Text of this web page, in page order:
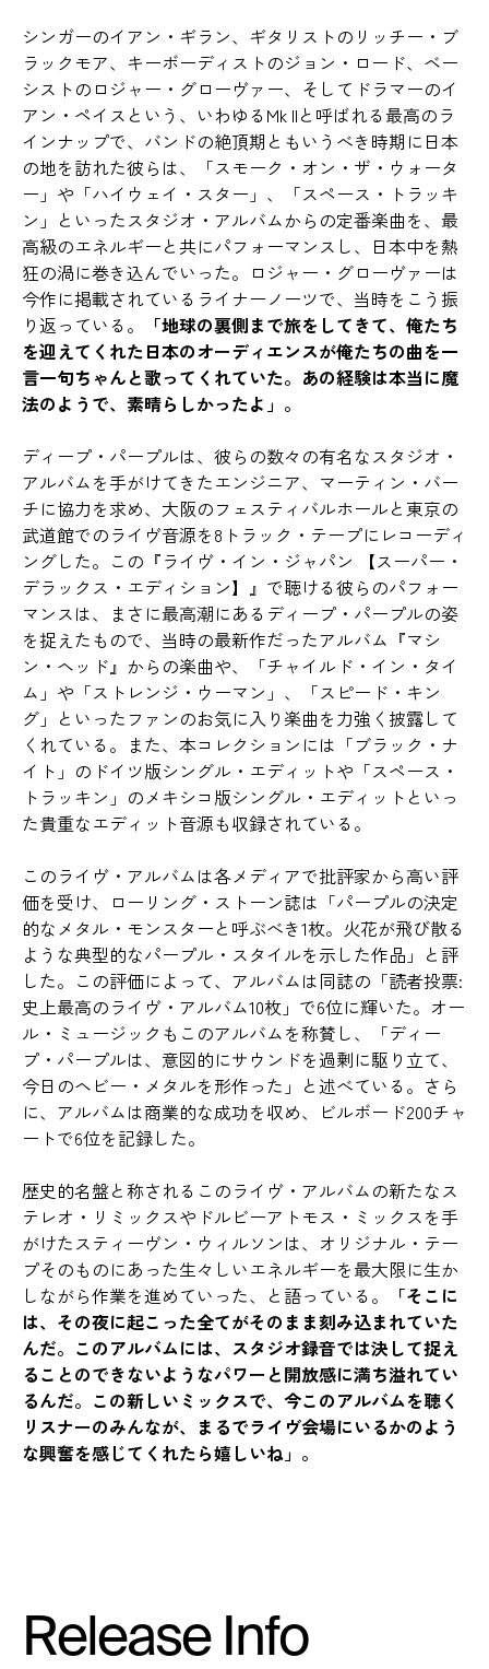
シンガーのイアン・ギラン、ギタリストのリッチー・ブ
ラックモア、キーボーディストのジョン・ロード、ベー
シストのロジャー・グローヴァー、そしてドラマーのイ
アン・ペイスという、いわゆるMk IIと呼ばれる最高のラ
インナップで、バンドの絶頂期ともいうべき時期に日本
の地を訪れた彼らは、「スモーク・オン・ザ・ウォータ
ー」や「ハイウェイ・スター」、「スペース・トラッキ
ン」といったスタジオ・アルバムからの定番楽曲を、最
高級のエネルギーと共にパフォーマンスし、日本中を熱
狂の渦に巻き込んでいった。ロジャー・グローヴァーは
今作に掲載されているライナーノーツで、当時をこう振
り返っている。
「地球の裏側まで旅をしてきて、俺たち
を迎えてくれた日本のオーディエンスが俺たちの曲を一
言一句ちゃんと歌ってくれていた。あの経験は本当に魔
法のようで、素晴らしかったよ」。
ディープ・パープルは、彼らの数々の有名なスタジオ・
アルバムを手がけてきたエンジニア、マーティン・バー
チに協力を求め、大阪のフェスティバルホールと東京の
武道館でのライヴ音源を8トラック・テープにレコーディ
ングした。この『ライヴ・イン・ジャパン 【スーパー・
デラックス・エディション】』で聴ける彼らのパフォー
マンスは、まさに最高潮にあるディープ・パープルの姿
を捉えたもので、当時の最新作だったアルバム『マシ
ン・ヘッド』からの楽曲や、「チャイルド・イン・タイ
ム」や「ストレンジ・ウーマン」、「スピード・キン
グ」といったファンのお気に入り楽曲を力強く披露して
くれている。また、本コレクションには「ブラック・ナ
イト」のドイツ版シングル・エディットや「スペース・
トラッキン」のメキシコ版シングル・エディットといっ
た貴重なエディット音源も収録されている。
このライヴ・アルバムは各メディアで批評家から高い評
価を受け、ローリング・ストーン誌は「パープルの決定
的なメタル・モンスターと呼ぶべき1枚。火花が飛び散る
ような典型的なパープル・スタイルを示した作品」と評
した。この評価によって、アルバムは同誌の「読者投票:
史上最高のライヴ・アルバム10枚」で6位に輝いた。オー
ル・ミュージックもこのアルバムを称賛し、「ディー
プ・パープルは、意図的にサウンドを過剰に駆り立て、
今日のヘビー・メタルを形作った」と述べている。さら
に、アルバムは商業的な成功を収め、ビルボード200チャ
ートで6位を記録した。
歴史的名盤と称されるこのライヴ・アルバムの新たなス
テレオ・リミックスやドルビーアトモス・ミックスを手
がけたスティーヴン・ウィルソンは、オリジナル・テー
プそのものにあった生々しいエネルギーを最大限に生か
しながら作業を進めていった、と語っている。
「そこに
は、その夜に起こった全てがそのまま刻み込まれていた
んだ。このアルバムには、スタジオ録音では決して捉え
ることのできないようなパワーと開放感に満ち溢れてい
るんだ。この新しいミックスで、今このアルバムを聴く
リスナーのみんなが、まるでライヴ会場にいるかのよう
な興奮を感じてくれたら嬉しいね」。
Release Info